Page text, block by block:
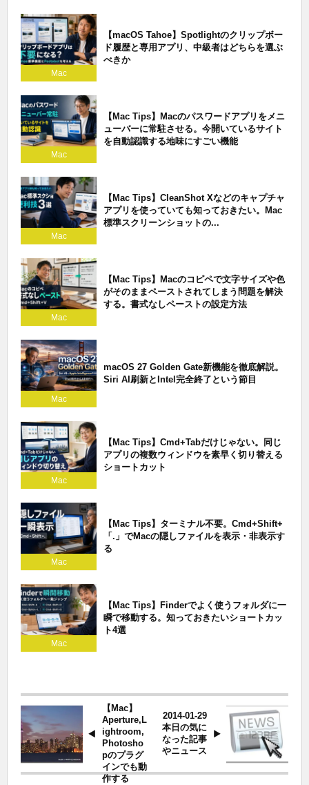
Mac
【macOS Tahoe】Spotlightのクリップボー
ド履歴と専用アプリ、中級者はどちらを選ぶ
べきか
Mac
【Mac Tips】Macのパスワードアプリをメニ
ューバーに常駐させる。今開いているサイト
を自動認識する地味にすごい機能
Mac
【Mac Tips】CleanShot Xなどのキャプチャ
アプリを使っていても知っておきたい。Mac
標準スクリーンショットの...
Mac
【Mac Tips】Macのコピペで文字サイズや色
がそのままペーストされてしまう問題を解決
する。書式なしペーストの設定方法
Mac
macOS 27 Golden Gate新機能を徹底解説。
Siri AI刷新とIntel完全終了という節目
Mac
【Mac Tips】Cmd+Tabだけじゃない。同じ
アプリの複数ウィンドウを素早く切り替える
ショートカット
Mac
【Mac Tips】ターミナル不要。Cmd+Shift+
「.」でMacの隠しファイルを表示・非表示す
る
Mac
【Mac Tips】Finderでよく使うフォルダに一
瞬で移動する。知っておきたいショートカッ
ト4選
【Mac】
Aperture,L
ightroom,
Photosho
pのプラグ
インでも動
作する
2014-01-29
本日の気に
なった記事
やニュース